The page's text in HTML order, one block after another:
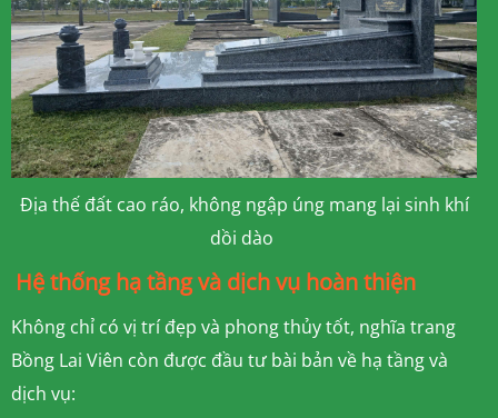
Địa thế đất cao ráo, không ngập úng mang lại sinh khí
dồi dào
Hệ thống hạ tầng và dịch vụ hoàn thiện
Không chỉ có vị trí đẹp và phong thủy tốt, nghĩa trang
Bồng Lai Viên còn được đầu tư bài bản về hạ tầng và
dịch vụ: